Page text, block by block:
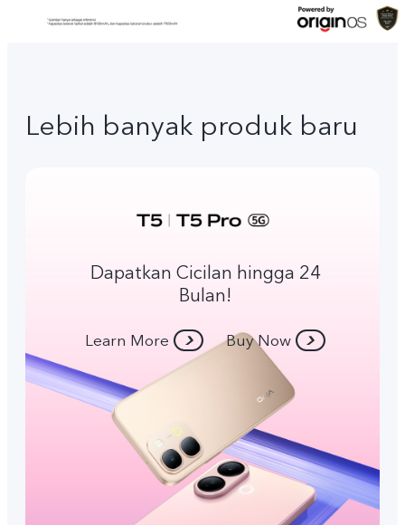
Lebih banyak produk baru
Dapatkan Cicilan hingga 24
Bulan!
Learn More Buy Now